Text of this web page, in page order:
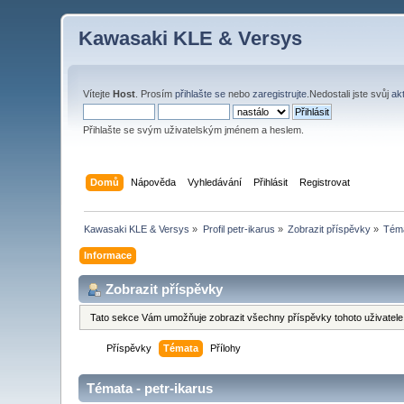
Kawasaki KLE & Versys
VítejteHost . Prosímpřihlašte se nebozaregistrujte .Nedostali jste svůj
Přihlašte se svým uživatelským jménem a heslem.
Domů Nápověda Vyhledávání Přihlásit Registrovat
Kawasaki KLE & Versys » Profil petr-ikarus » Zobrazit příspěvky »
Informace
Zobrazit příspěvky
Tato sekce Vám umožňuje zobrazit všechny příspěvky tohoto
Příspěvky Témata Přílohy
Témata - petr-ikarus